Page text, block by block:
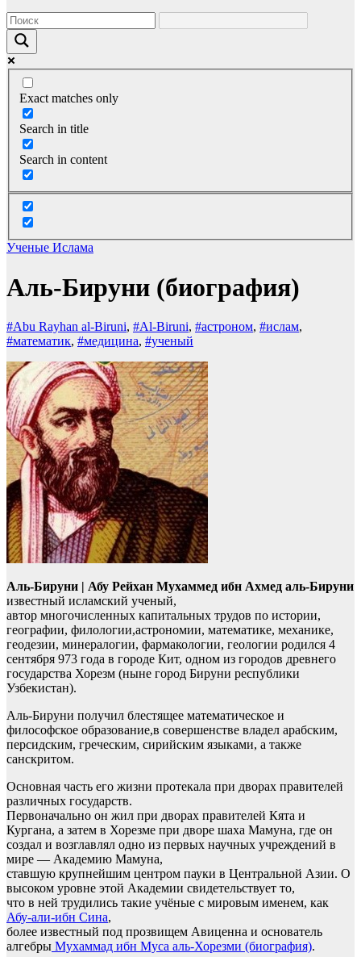
Exact matches only
Search in title
Search in content
Ученые Ислама
Аль-Бируни (биография)
#Abu Rayhan al-Biruni, #Al-Biruni, #астроном, #ислам,
#математик, #медицина, #ученый
Аль-Бируни | Абу Рейхан Мухаммед ибн Ахмед аль-Бируни
известный исламский ученый,
автор многочисленных капитальных трудов по истории,
географии, филологии,астрономии, математике, механике,
геодезии, минералогии, фармакологии, геологии родился 4
сентября 973 года в городе Кит, одном из городов древнего
государства Хорезм (ныне город Бируни республики
Узбекистан).
Аль-Бируни получил блестящее математическое и
философское образование,в совершенстве владел арабским,
персидским, греческим, сирийским языками, а также
санскритом.
Основная часть его жизни протекала при дворах правителей
различных государств.
Первоначально он жил при дворах правителей Кята и
Кургана, а затем в Хорезме при дворе шаха Мамуна, где он
создал и возглавлял одно из первых научных учреждений в
мире — Академию Мамуна,
ставшую крупнейшим центром пауки в Центральной Азии. О
высоком уровне этой Академии свидетельствует то,
что в ней трудились такие учёные с мировым именем, как
Абу-али-ибн Сина,
более известный под прозвищем Авиценна и основатель
алгебры Мухаммад ибн Муса аль-Хорезми (биография).